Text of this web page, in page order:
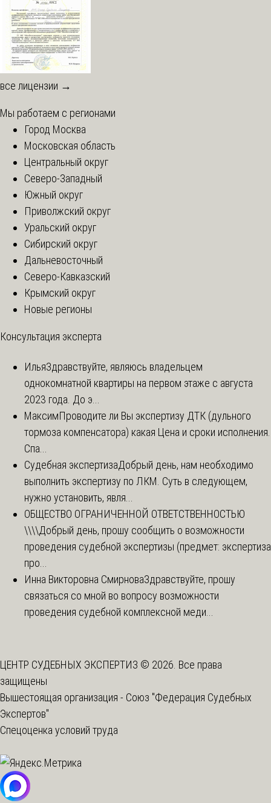
все лицензии →
Мы работаем с регионами
Город Москва
Московская область
Центральный округ
Северо-Западный
Южный округ
Приволжский округ
Уральский округ
Сибирский округ
Дальневосточный
Северо-Кавказский
Крымский округ
Новые регионы
Консультация эксперта
ИльяЗдравствуйте, являюсь владельцем
однокомнатной квартиры на первом этаже с августа
2023 года. До э...
МаксимПроводите ли Вы экспертизу ДТК (дульного
тормоза компенсатора) какая Цена и сроки исполнения.
Спа...
Судебная экспертизаДобрый день, нам необходимо
выполнить экспертизу по ЛКМ. Суть в следующем,
нужно установить, явля...
ОБЩЕСТВО ОГРАНИЧЕННОЙ ОТВЕТСТВЕННОСТЬЮ
\\\\Добрый день, прошу сообщить о возможности
проведения судебной экспертизы (предмет: экспертиза
про...
Инна Викторовна СмирноваЗдравствуйте, прошу
связаться со мной во вопросу возможности
проведения судебной комплексной меди...
ЦЕНТР СУДЕБНЫХ ЭКСПЕРТИЗ © 2026. Все права
защищены
Вышестоящая организация - Союз "Федерация Судебных
Экспертов"
Спецоценка условий труда